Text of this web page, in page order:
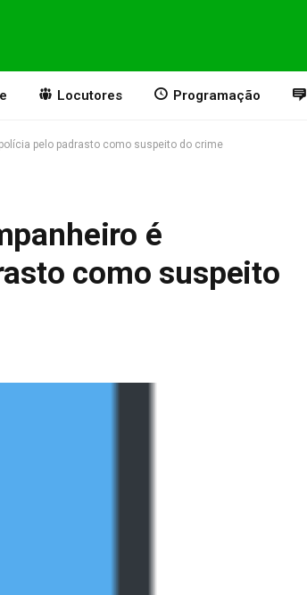
Locutores Programação
pelo padrasto como suspeito do crime
é
como suspeito